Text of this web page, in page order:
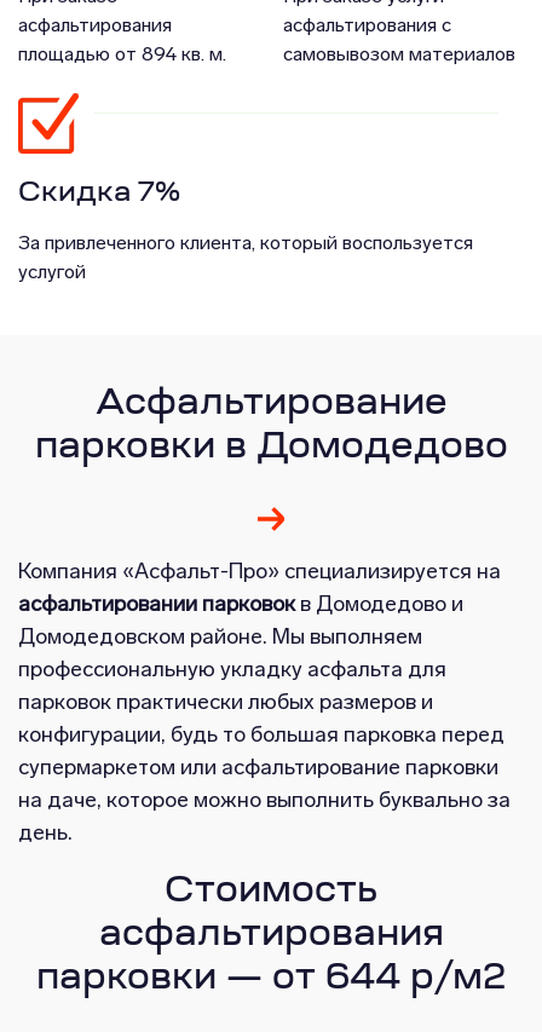
асфальтирования
площадью от 894 кв. м.
асфальтирования с
самовывозом материалов
Скидка 7%
За привлеченного клиента, который воспользуется
услугой
Асфальтирование
парковки в Домодедово
Компания «Асфальт-Про» специализируется на
асфальтировании парковокв Домодедово и
Домодедовском районе. Мы выполняем
профессиональную укладку асфальта для
парковок практически любых размеров и
конфигурации, будь то большая парковка перед
супермаркетом или асфальтирование парковки
на даче, которое можно выполнить буквально за
день.
Стоимость
асфальтирования
парковки — от 644 р/м2